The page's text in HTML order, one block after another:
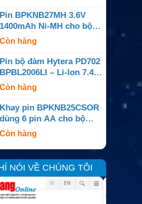
Pin BPKNB27MH 3.6V
1400mAh Ni-MH cho bộ
đàm Kenwood TK-3130,
Còn hàng
Pin bộ đàm Hytera PD702
BPBL2006LI – Li-Ion 7.4V
2000mAh
Còn hàng
Khay pin BPKNB25CSOR
dùng 6 pin AA cho bộ
đàm Kenwood
Còn hàng
NÓI VỀ CHÚNG TÔI